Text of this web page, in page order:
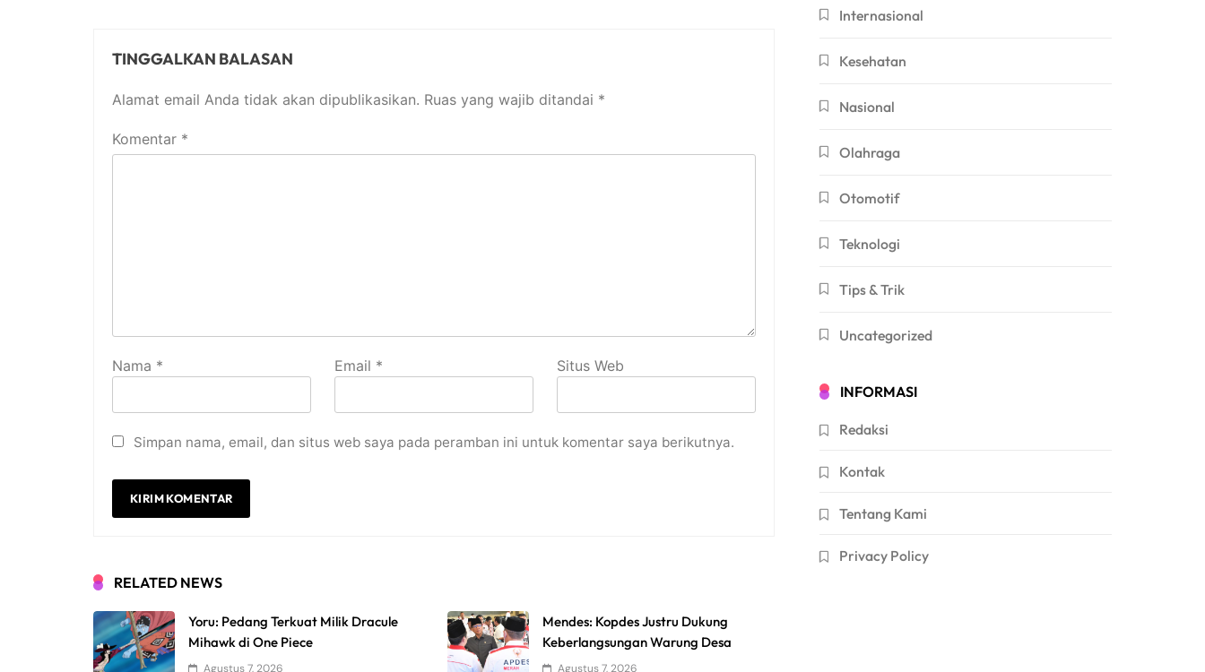
TINGGALKAN BALASAN
Alamat email Anda tidak akan dipublikasikan. Ruas yang wajib ditandai *
Komentar *
Nama * Email * Situs Web
Simpan nama, email, dan situs web saya pada peramban ini untuk komentar saya berikutnya.
RELATED NEWS
Yoru: Pedang Terkuat Milik Dracule
Mihawk di One Piece
Agustus 7, 2026
Mendes: Kopdes Justru Dukung
Keberlangsungan Warung Desa
Agustus 7, 2026
Internasional
Kesehatan
Nasional
Olahraga
Otomotif
Teknologi
Tips & Trik
Uncategorized
INFORMASI
Redaksi
Kontak
Tentang Kami
Privacy Policy